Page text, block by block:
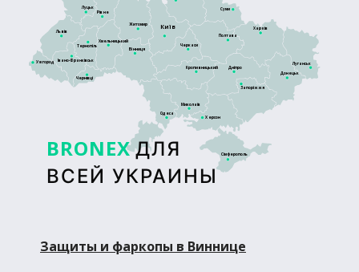
BRONEX ДЛЯ
ВСЕЙ УКРАИНЫ
Сімферополь
Луцьк
Київ
Житомир
Тернопіль
Рівне
Львів
Дніпро
Кропивницький
Харків
Полтава
Черкаси
Суми
Запоріжжя
Херсон
Донецьк
Луганськ
Ужгород
Чернівці
Вінниця
Хмельницький
Івано-Франківськ
Миколаїв
Одеса
Защиты и фаркопы в Виннице